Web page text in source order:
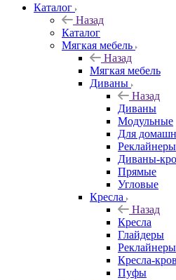
Каталог
Назад
Каталог
Мягкая мебель
Назад
Мягкая мебель
Диваны
Назад
Диваны
Модульные
Для
Реклайнеры
Диваны-
Прямые
Угловые
Кресла
Назад
Кресла
Глайдеры
Реклайнеры
Кресла-
Пуфы